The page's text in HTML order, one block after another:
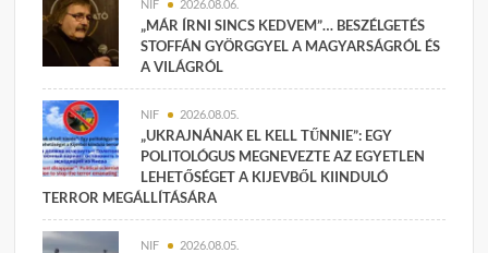
NIF 2026.08.06.
„MÁR ÍRNI SINCS KEDVEM”… BESZÉLGETÉS
STOFFÁN GYÖRGGYEL A MAGYARSÁGRÓL ÉS
A VILÁGRÓL
NIF 2026.08.05.
„UKRAJNÁNAK EL KELL TŰNNIE”: EGY
POLITOLÓGUS MEGNEVEZTE AZ EGYETLEN
LEHETŐSÉGET A KIJEVBŐL KIINDULÓ
TERROR MEGÁLLÍTÁSÁRA
NIF 2026.08.05.